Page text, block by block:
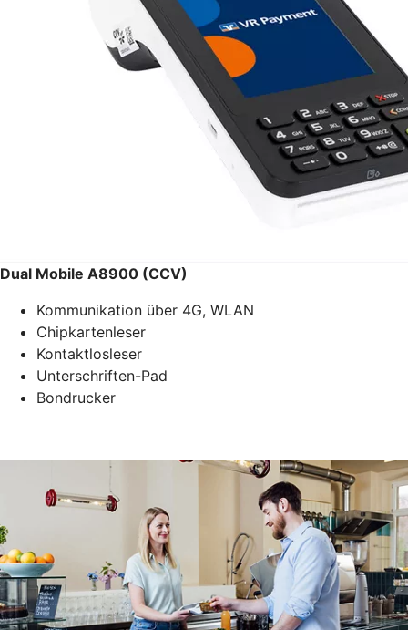
Dual Mobile A8900 (CCV)
Kommunikation über 4G, WLAN
Chipkartenleser
Kontaktlosleser
Unterschriften-Pad
Bondrucker